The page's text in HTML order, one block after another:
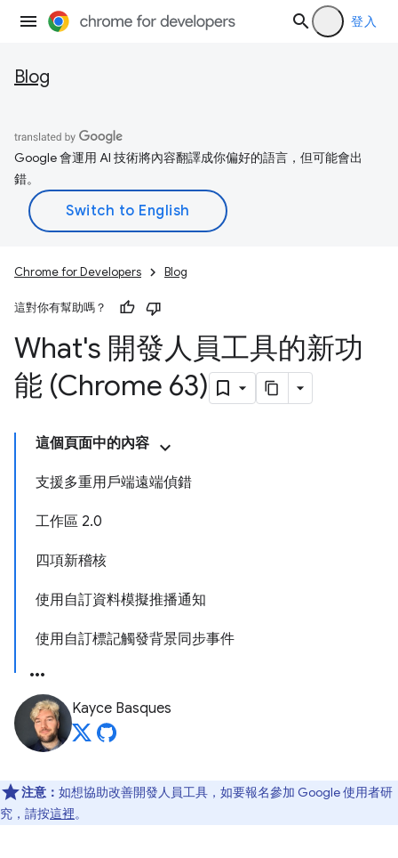
登入
Blog
Google 會運用 AI 技術將內容翻譯成你偏好的語言，但可能會出
錯。
Chrome for Developers Blog
這對你有幫助嗎？
What's 開發人員工具的新功
能 (Chrome 63)
這個頁面中的內容
支援多重用戶端遠端偵錯
工作區 2.0
四項新稽核
使用自訂資料模擬推播通知
使用自訂標記觸發背景同步事件
Kayce Basques
注意： 如想協助改善開發人員工具，如要報名參加 Google 使用者研
究，請按這裡。